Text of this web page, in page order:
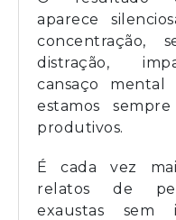
aparece
concentração,
distração,
cansaço
estamos
produtivos.
É cada vez
relatos de
exaustas sem